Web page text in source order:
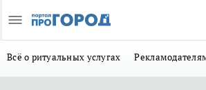
Всё о ритуальных услугах